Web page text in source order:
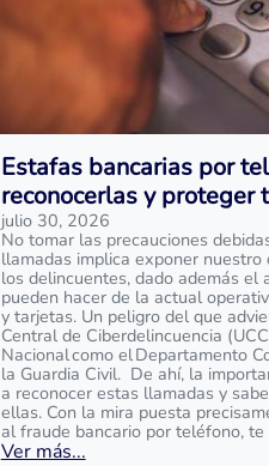
Estafas bancarias por
reconocerlas y proteger
julio 30, 2026
No tomar las precauciones
llamadas implica exponer nuestro
los delincuentes, dado además el
pueden hacer de la actual
y tarjetas. Un peligro del que
Central de Ciberdelincuencia
Nacional como el Departamento
la Guardia Civil. De ahí, la
a reconocer estas llamadas y
ellas. Con la mira puesta
al fraude bancario por teléfono,
Ver más...